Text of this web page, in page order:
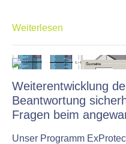
Weiterlesen
Weiterentwicklung
Beantwortung
Fragen beim
Unser Programm